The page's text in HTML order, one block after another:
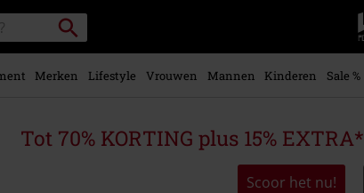
Packstation
zoeken
Merken Lifestyle Vrouwen Mannen Kinderen Sale %
Tot 70% KORTING plus 15% EXTRA*
Scoor het nu!